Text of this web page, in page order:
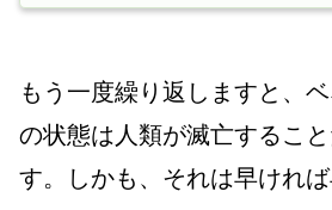
もう一度繰り返しますと、
の状態は人類が滅亡するこ
す。しかも、それは早けれ